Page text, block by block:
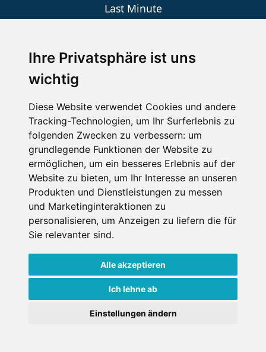
Ihre Privatsphäre ist uns
wichtig
Diese Website verwendet Cookies und andere
Tracking-Technologien, um Ihr Surferlebnis zu
folgenden Zwecken zu verbessern: um
grundlegende Funktionen der Website zu
ermöglichen, um ein besseres Erlebnis auf der
Website zu bieten, um Ihr Interesse an unseren
Produkten und Dienstleistungen zu messen
und Marketinginteraktionen zu
personalisieren, um Anzeigen zu liefern die für
Sie relevanter sind.
Alle akzeptieren
Ich lehne ab
Einstellungen ändern
Last Minute
Wellness
SCHNEEHÖHEN SKI APP
Die Schneehoehen Ski APP für iOS und Android - Ein
Muss für alle Wintersportler und Schneefreaks!
Impressum
Datenschutz
Nutzungsbedingungen
Kontakt
Portale
FAQ Newsletter Mediadaten